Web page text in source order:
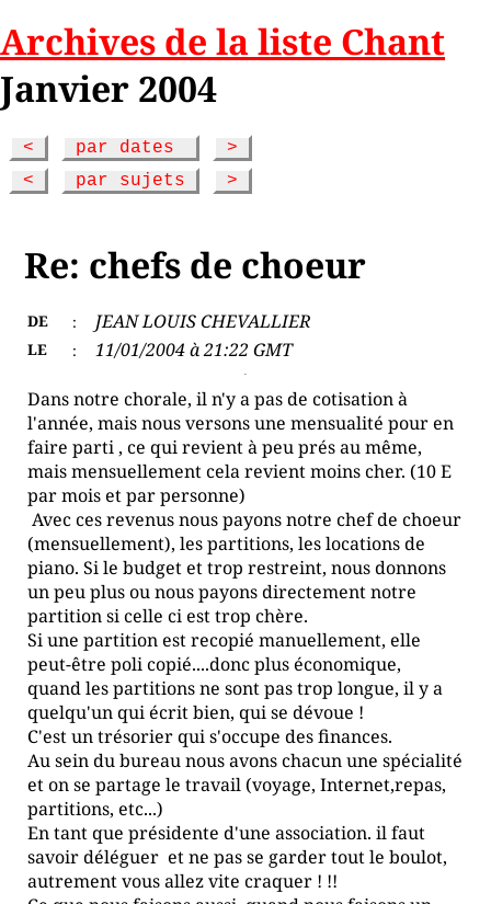
Archives de la liste Chant
Janvier 2004
< par dates
>
<
par sujets >
Re: chefs de choeur
DE : JEAN LOUIS CHEVALLIER
LE : 11/01/2004 à 21:22 GMT
Dans notre chorale, il n'y a pas de cotisation à
l'année, mais nous versons une mensualité pour en
faire parti , ce qui revient à peu prés au même,
mais mensuellement cela revient moins cher. (10 E
par mois et par personne)
Avec ces revenus nous payons notre chef de choeur
(mensuellement), les partitions, les locations de
piano. Si le budget et trop restreint, nous donnons
un peu plus ou nous payons directement notre
partition si celle ci est trop chère.
Si une partition est recopié manuellement, elle
peut-être poli copié....donc plus économique,
quand les partitions ne sont pas trop longue, il y a
quelqu'un qui écrit bien, qui se dévoue !
C'est un trésorier qui s'occupe des finances.
Au sein du bureau nous avons chacun une spécialité
et on se partage le travail (voyage, Internet,repas,
partitions, etc...)
En tant que présidente d'une association. il faut
savoir déléguer et ne pas se garder tout le boulot,
autrement vous allez vite craquer ! !!